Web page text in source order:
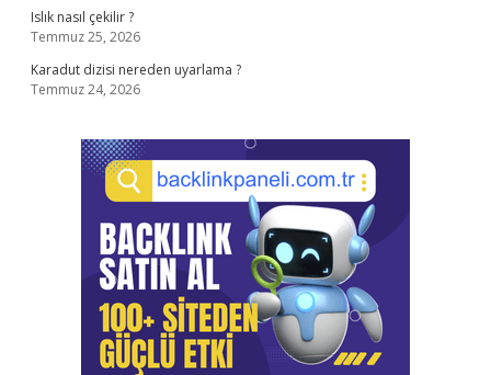
Islık nasıl çekilir ?
Temmuz 25, 2026
Karadut dizisi nereden uyarlama ?
Temmuz 24, 2026